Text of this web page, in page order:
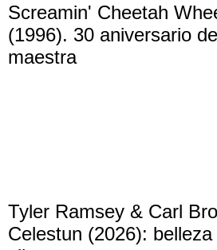
Screamin' Cheetah
(1996). 30 aniversario
maestra
Tyler Ramsey & Carl
Celestun (2026):